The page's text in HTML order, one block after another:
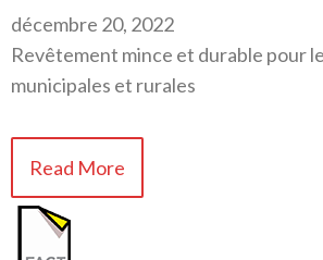
décembre 20, 2022
Revêtement mince et durable pour
municipales et rurales
Read More